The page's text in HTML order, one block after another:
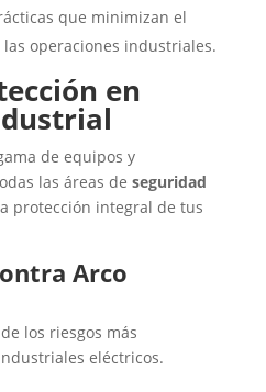
que minimizan el
operaciones industriales.
en
de equipos y
las áreas de seguridad
protección integral de tus
Arco
los riesgos más
eléctricos.